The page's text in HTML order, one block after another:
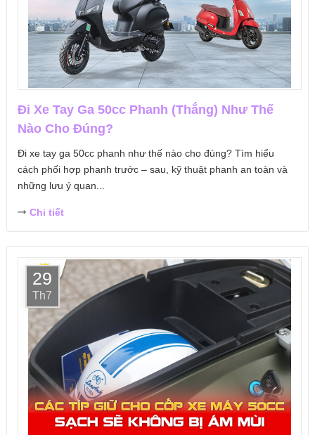
Đi Xe Tay Ga 50cc Phanh (Thắng) Như Thế
Nào Cho Đúng?
Đi xe tay ga 50cc phanh như thế nào cho đúng? Tìm hiểu
cách phối hợp phanh trước – sau, kỹ thuật phanh an toàn và
những lưu ý quan...
Chi tiết
29
Th7